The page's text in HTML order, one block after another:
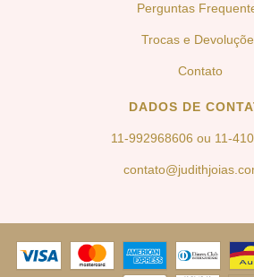
Perguntas
Trocas e
Contato
DADOS DE
11-992968606 ou 11-